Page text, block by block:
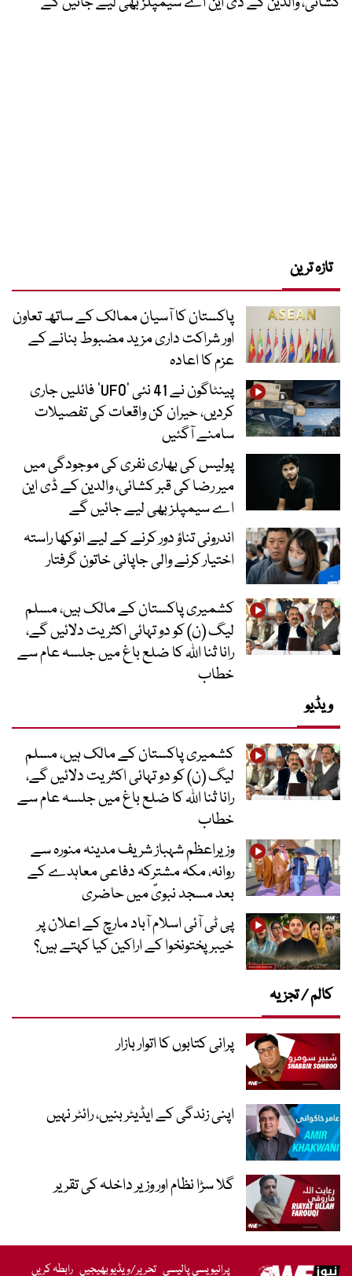
تازہ ترین
پاکستان کا آسیان ممالک کے ساتھ تعاون
اور شراکت داری مزید مضبوط بنانے کے
عزم کا اعادہ
پینٹاگون نے 41 نئی ’UFO‘ فائلیں جاری
کردیں، حیران کن واقعات کی تفصیلات
سامنے آگئیں
پولیس کی بھاری نفری کی موجودگی میں
میر رضا کی قبر کشائی، والدین کے ڈی این
اے سیمپلز بھی لیے جائیں گے
اندرونی تناؤ دور کرنے کے لیے انوکھا راستہ
اختیار کرنے والی جاپانی خاتون گرفتار
کشمیری پاکستان کے مالک ہیں، مسلم
لیگ (ن) کو دو تہائی اکثریت دلائیں گے،
رانا ثنا اللہ کا ضلع باغ میں جلسہ عام سے
خطاب
ویڈیو
کشمیری پاکستان کے مالک ہیں، مسلم
لیگ (ن) کو دو تہائی اکثریت دلائیں گے،
رانا ثنا اللہ کا ضلع باغ میں جلسہ عام سے
خطاب
وزیراعظم شہباز شریف مدینہ منورہ سے
روانہ، مکہ مشترکہ دفاعی معاہدے کے
بعد مسجد نبویؐ میں حاضری
پی ٹی آئی اسلام آباد مارچ کے اعلان پر
خیبر پختونخوا کے اراکین کیا کہتے ہیں؟
کالم / تجزیہ
پرانی کتابوں کا اتوار بازار
اپنی زندگی کے ایڈیٹر بنیں، رائٹر نہیں
گلا سڑا نظام اور وزیر داخلہ کی تقریر
پرائیویسی پالیسی تحریر/ویڈیو بھیجیں رابطہ کریں